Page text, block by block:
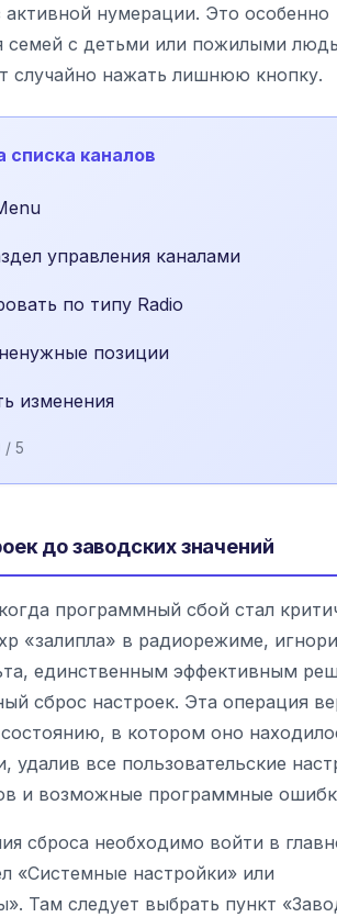
нумерации. Это особенно
семей с детьми или пожилыми
случайно нажать лишнюю кнопку.
списка каналов
управления каналами
по типу Radio
позиции
изменения
/ 5
до заводских значений
программный сбой стал
«залипла» в радиорежиме,
единственным эффективным
сброс настроек. Эта операция
в котором оно
удалив все пользовательские
и возможные программные
сброса необходимо войти в
«Системные настройки» или
Там следует выбрать пункт